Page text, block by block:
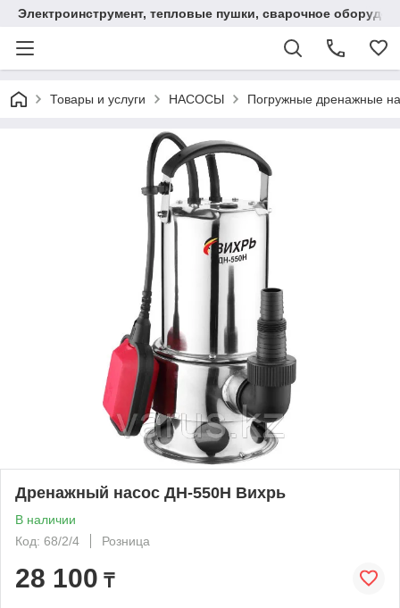
Электроинструмент, тепловые пушки, сварочное
Товары и услуги НАСОСЫ Погружные дренажные
Дренажный насос ДН-550Н Вихрь
В наличии
Код: 68/2/4
Розница
28 100 ₸